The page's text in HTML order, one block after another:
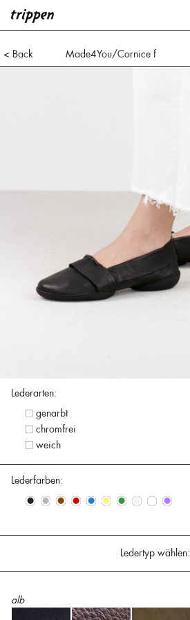
< Back
Made4You/Cornice f
Lederarten:
genarbt
chromfrei
weich
Lederfarben:
• • • • • • • • • •
Ledertyp wählen:
alb